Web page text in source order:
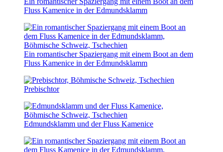
Fluss Kamenice in der Edmundsklamm
Ein romantischer Spaziergang mit einem Boot an dem
Fluss Kamenice in der Edmundsklamm
Prebischtor
Edmundsklamm und der Fluss Kamenice